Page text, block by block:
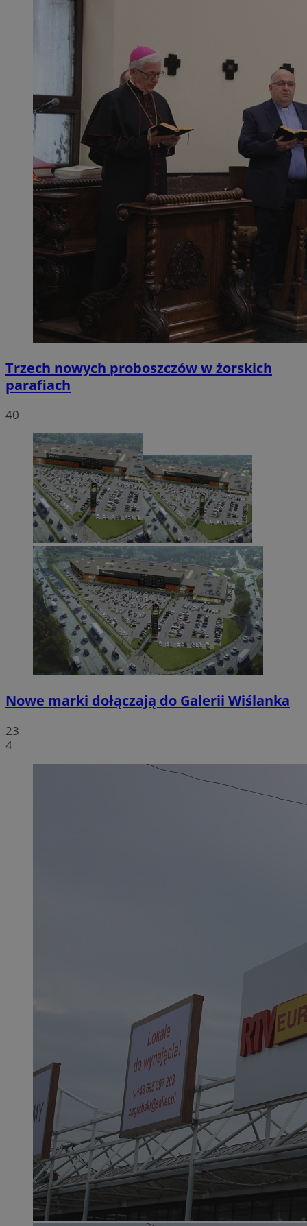
Trzech nowych proboszczów w żorskich
parafiach
40
Nowe marki dołączają do Galerii Wiślanka
23
4